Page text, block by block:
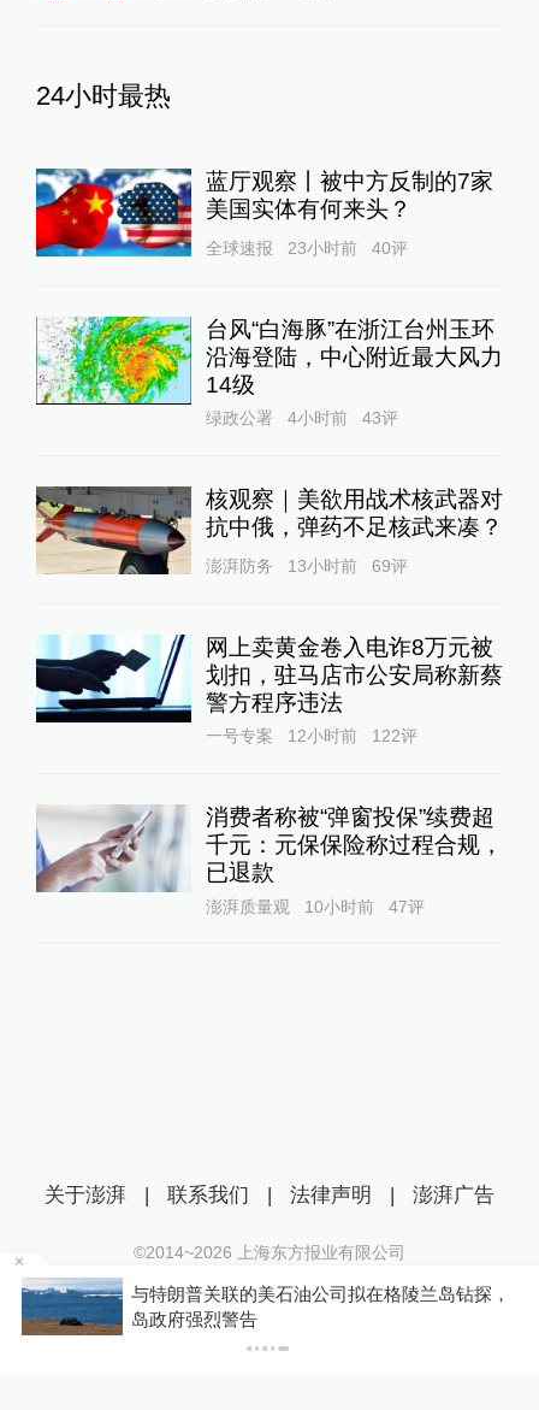
24小时最热
蓝厅观察丨被中方反制的7家
美国实体有何来头？
全球速报 23小时前 40评
台风“白海豚”在浙江台州玉环
沿海登陆，中心附近最大风力
14级
绿政公署 4小时前 43评
核观察｜美欲用战术核武器对
抗中俄，弹药不足核武来凑？
澎湃防务 13小时前 69评
网上卖黄金卷入电诈8万元被
划扣，驻马店市公安局称新蔡
警方程序违法
一号专案 12小时前 122评
消费者称被“弹窗投保”续费超
千元：元保保险称过程合规，
已退款
澎湃质量观 10小时前 47评
你有权知道更多
下载澎湃新闻客户端
，
关于澎湃 | 联系我们 | 法律声明 | 澎湃广告
©2014~2026 上海东方报业有限公司
沪ICP证：沪B2-20170116 | 沪ICP备14003370号
互联网新闻信息服务许可证：31120170006
沪公网安备 31010602000299号